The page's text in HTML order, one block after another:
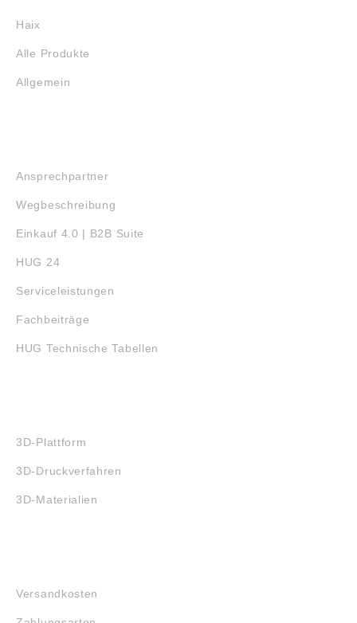
Haix
Alle Produkte
Allgemein
Ansprechpartner
Wegbeschreibung
Einkauf 4.0 | B2B Suite
HUG 24
Serviceleistungen
Fachbeiträge
HUG Technische Tabellen
3D-Plattform
3D-Druckverfahren
3D-Materialien
Versandkosten